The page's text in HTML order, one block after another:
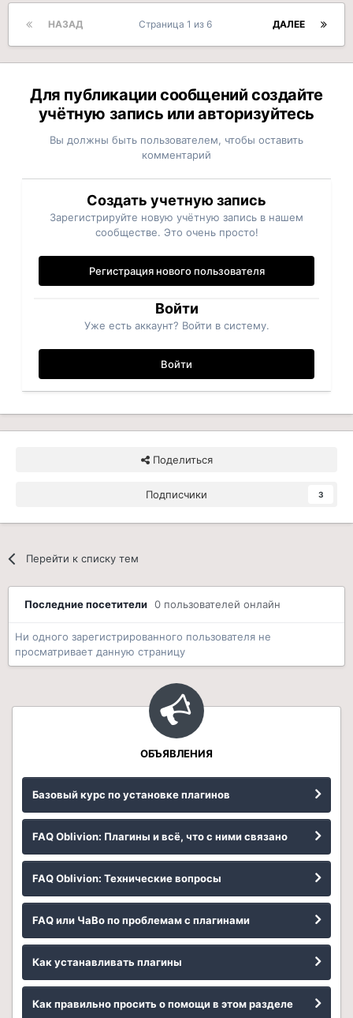
НАЗАД ДАЛЕЕ
Страница 1 из 6
Для публикации сообщений создайте
учётную запись или авторизуйтесь
Вы должны быть пользователем, чтобы оставить
комментарий
Создать учетную запись
Зарегистрируйте новую учётную запись в нашем
сообществе. Это очень просто!
Регистрация нового пользователя
Войти
Уже есть аккаунт? Войти в систему.
Войти
Поделиться
Подписчики 3
Перейти к списку тем
Последние посетители 0 пользователей онлайн
Ни одного зарегистрированного пользователя не
просматривает данную страницу
ОБЪЯВЛЕНИЯ
Базовый курс по установке плагинов
FAQ Oblivion: Плагины и всё, что с ними связано
FAQ Oblivion: Технические вопросы
FAQ или ЧаВо по проблемам с плагинами
Как устанавливать плагины
Как правильно просить о помощи в этом разделе